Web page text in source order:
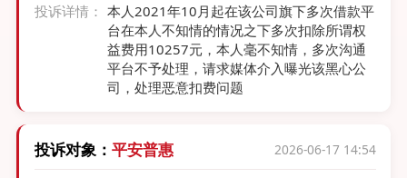
投诉详情： 本人2021年10月起在该公司旗下多次借款平
台在本人不知情的情况之下多次扣除所谓权
益费用10257元，本人毫不知情，多次沟通
平台不予处理，请求媒体介入曝光该黑心公
司，处理恶意扣费问题
投诉对象： 平安普惠 2026-06-17 14:54